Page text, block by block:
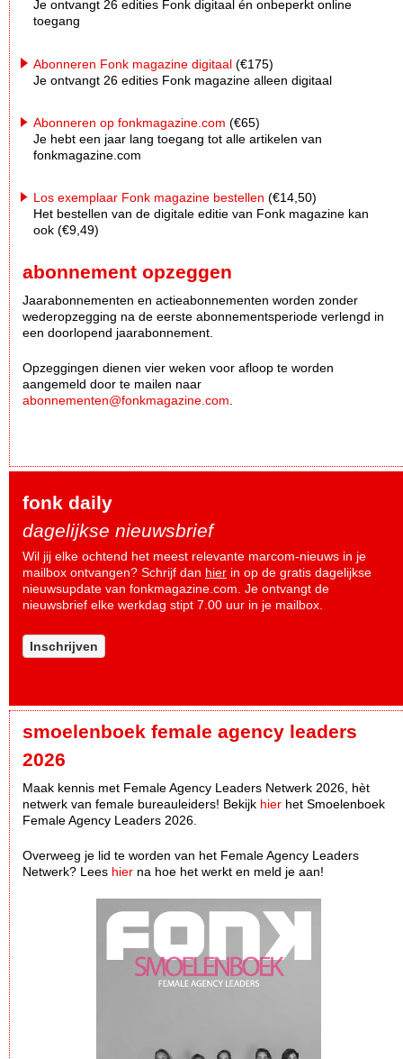
Je ontvangt 26 edities Fonk digitaal én onbeperkt online
toegang
Abonneren Fonk magazine digitaal (€175)
Je ontvangt 26 edities Fonk magazine alleen digitaal
Abonneren op fonkmagazine.com (€65)
Je hebt een jaar lang toegang tot alle artikelen van
fonkmagazine.com
Los exemplaar Fonk magazine bestellen (€14,50)
Het bestellen van de digitale editie van Fonk magazine kan
ook (€9,49)
abonnement opzeggen
Jaarabonnementen en actieabonnementen worden zonder
wederopzegging na de eerste abonnementsperiode verlengd in
een doorlopend jaarabonnement.
Opzeggingen dienen vier weken voor afloop te worden
aangemeld door te mailen naar
abonnementen@fonkmagazine.com
fonk daily
dagelijkse nieuwsbrief
Wil jij elke ochtend het meest relevante marcom-nieuws in je
mailbox ontvangen? Schrijf dan hier in op de gratis dagelijkse
nieuwsupdate van fonkmagazine.com. Je ontvangt de
nieuwsbrief elke werkdag stipt 7.00 uur in je mailbox.
Inschrijven
smoelenboek female agency leaders
2026
Maak kennis met Female Agency Leaders Netwerk 2026, hèt
netwerk van female bureauleiders! Bekijk hier het Smoelenboek
Female Agency Leaders 2026.
Overweeg je lid te worden van het Female Agency Leaders
Netwerk? Lees hier na hoe het werkt en meld je aan!